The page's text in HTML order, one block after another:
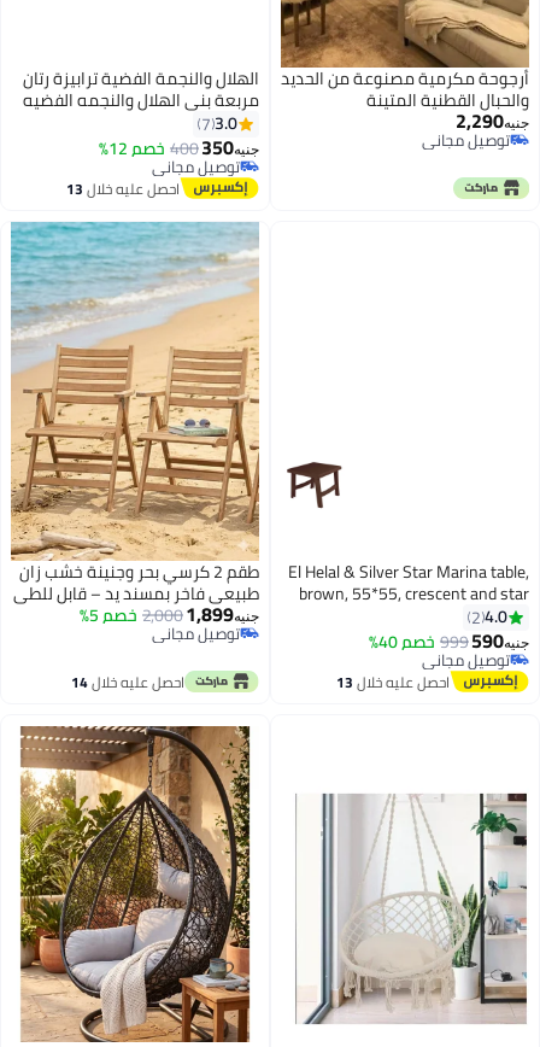
أرجوحة مكرمية مصنوعة من الحديد
والحبال القطنية المتينة
جنيه2,290
توصيل مجاني
توصيل مجاني
الهلال والنجمة الفضية ترابيزة رتان
مربعة بنى الهلال والنجمه الفضيه
6221999654508B
3.0
7
جنيه350
400 خصم 12%
توصيل مجاني
توصيل مجانياحصل عليه خلال13
El Helal & Silver Star Marina table,
brown, 55*55, crescent and star
6221999293479B
4.0
2
جنيه590
999 خصم 40%
توصيل مجاني
توصيل مجانياحصل عليه خلال13
طقم 2 كرسي بحر وجنينة خشب زان
طبيعي فاخر بمسند يد – قابل للطي
– تصميم عملي للاستخدام الخارجي
في الشاطئ والحديقة والبلكونة
جنيه1,899
2,000خصم 5%
توصيل مجاني
توصيل مجاني
احصل عليه خلال14